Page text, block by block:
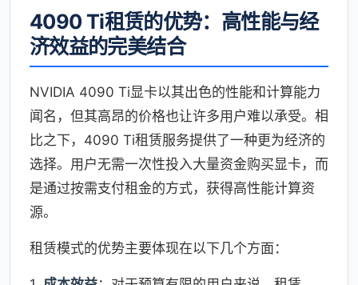
4090 Ti租赁的优势：高性能与经
济效益的完美结合
NVIDIA 4090 Ti显卡以其出色的性能和计算能力
闻名，但其高昂的价格也让许多用户难以承受。相
比之下，4090 Ti租赁服务提供了一种更为经济的
选择。用户无需一次性投入大量资金购买显卡，而
是通过按需支付租金的方式，获得高性能计算资
源。
租赁模式的优势主要体现在以下几个方面：